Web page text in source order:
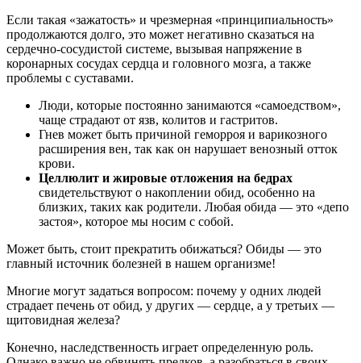
Если такая «зажатость» и чрезмерная «принципиальность»
продолжаются долго, это может негативно сказаться на
сердечно-сосудистой системе, вызывая напряжение в
коронарных сосудах сердца и головного мозга, а также
проблемы с суставами.
Люди, которые постоянно занимаются «самоедством»,
чаще страдают от язв, колитов и гастритов.
Гнев может быть причиной геморроя и варикозного
расширения вен, так как он нарушает венозный отток
крови.
Целлюлит и жировые отложения на бедрах
свидетельствуют о накоплении обид, особенно на
близких, таких как родители. Любая обида — это «депо
застоя», которое мы носим с собой.
Может быть, стоит прекратить обижаться? Обиды — это
главный источник болезней в нашем организме!
Многие могут задаться вопросом: почему у одних людей
страдает печень от обид, у других — сердце, а у третьих —
щитовидная железа?
Конечно, наследственность играет определенную роль.